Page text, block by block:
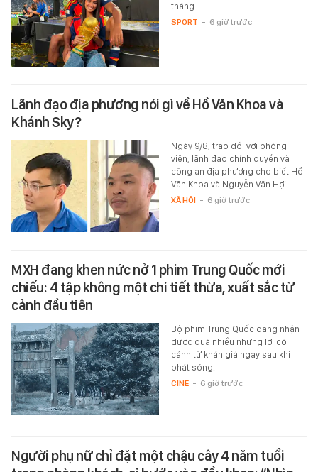
tháng.
SPORT - 6 giờ trước
Lãnh đạo địa phương nói gì về Hồ Văn Khoa và
Khánh Sky?
Ngày 9/8, trao đổi với phóng
viên, lãnh đạo chính quyền và
công an địa phương cho biết Hồ
Văn Khoa và Nguyễn Văn Hợi…
XÃ HỘI - 6 giờ trước
MXH đang khen nức nở 1 phim Trung Quốc mới
chiếu: 4 tập không một chi tiết thừa, xuất sắc từ
cảnh đầu tiên
Bộ phim Trung Quốc đang nhận
được quá nhiều những lời có
cánh từ khán giả ngay sau khi
phát sóng.
CINE - 6 giờ trước
Người phụ nữ chỉ đặt một chậu cây 4 năm tuổi